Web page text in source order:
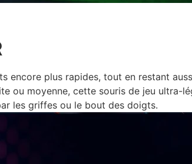
encore plus rapides, tout en restant
ou moyenne, cette souris de jeu ultra-
les griffes ou le bout des doigts.